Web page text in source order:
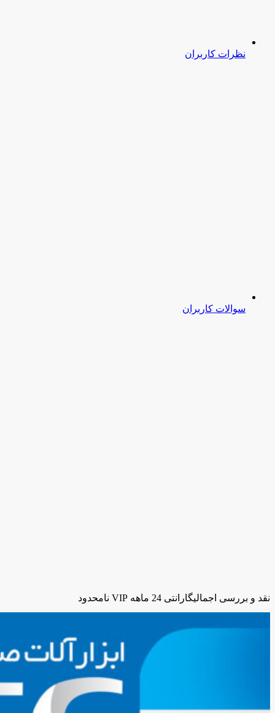
نظرات کاربران
سوالات کاربران
نقد و بررسی اجمالیگارانتی 24 ماهه VIP نامحدود